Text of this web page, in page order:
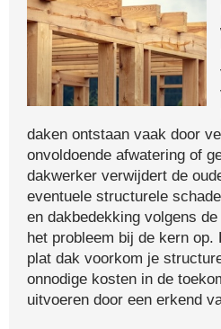
daken ontstaan vaak door
onvoldoende afwatering of
dakwerker verwijdert de
eventuele structurele
en dakbedekking volgens
het probleem bij de kern
plat dak voorkom je
onnodige kosten in de
uitvoeren door een erkend